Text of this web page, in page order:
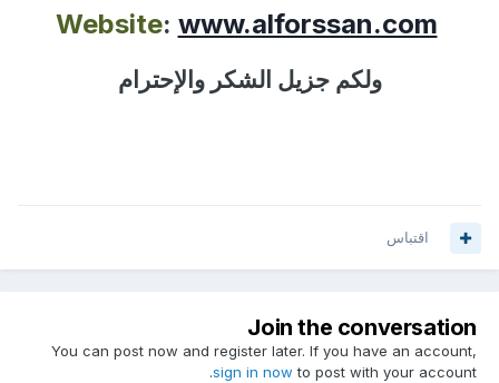
Website:www.alforssan.com
ولكم جزيل الشكر والإحترام
اقتباس
Join the conversation
You can post now and register later. If you have an account,
sign in nowto post with your account.